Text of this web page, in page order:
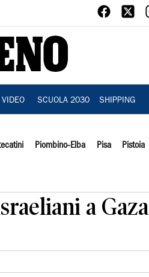
VIDEO SCUOLA 2030 SHIPPING
Piombino-Elba Pisa Pistoia
a